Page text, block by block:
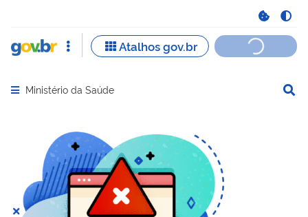
Abrir menu principal de navegação
Ministério da Saúde